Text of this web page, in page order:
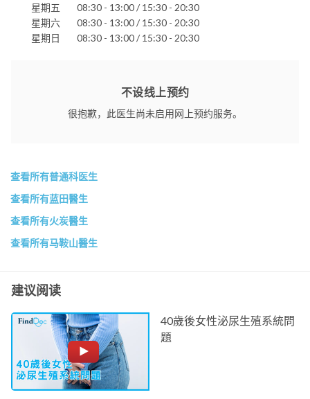
星期五
08:30 - 13:00 / 15:30 - 20:30
星期六
08:30 - 13:00 / 15:30 - 20:30
星期日
08:30 - 13:00 / 15:30 - 20:30
不设线上预约
很抱歉，此医生尚未启用网上预约服务。
查看所有普通科医生
查看所有蓝田醫生
查看所有火炭醫生
查看所有马鞍山醫生
建议阅读
40歲後女性泌尿生殖系統問
題